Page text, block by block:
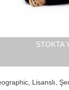
STOKTA
Lisanslı,